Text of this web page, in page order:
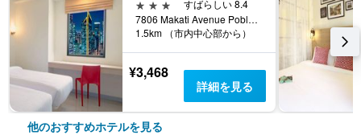
3つ星
すばらしい 8.4
7806 Makati Avenue Poblacion, マカティ, フィリピン
1.5km （市内中心部から）
¥3,468
詳細を見る
他のおすすめホテルを見る